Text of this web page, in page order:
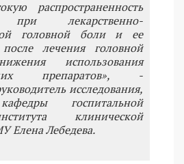
распространенность
при лекарственно-
головной боли и ее
после лечения головной
использования
препаратов», -
исследования,
госпитальной
клинической
Елена Лебедева.